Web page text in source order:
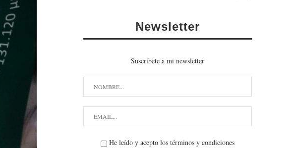
Newsletter
Suscribete a mi newsletter
He leído y acepto los términos y condiciones